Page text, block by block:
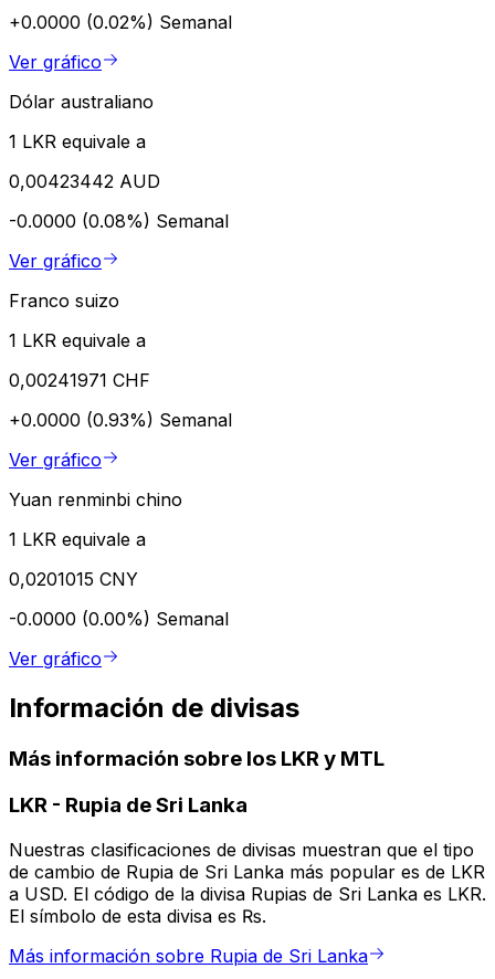
+0.0000 (0.02%) Semanal
Ver gráfico
Dólar australiano
1 LKR equivale a
0,00423442 AUD
-0.0000 (0.08%) Semanal
Ver gráfico
Franco suizo
1 LKR equivale a
0,00241971 CHF
+0.0000 (0.93%) Semanal
Ver gráfico
Yuan renminbi chino
1 LKR equivale a
0,0201015 CNY
-0.0000 (0.00%) Semanal
Ver gráfico
Información de divisas
Más información sobre los LKR y MTL
LKR - Rupia de Sri Lanka
Nuestras clasificaciones de divisas muestran que el tipo
de cambio de Rupia de Sri Lanka más popular es de LKR
a USD. El código de la divisa Rupias de Sri Lanka es LKR.
El símbolo de esta divisa es ₨.
Más información sobre Rupia de Sri Lanka